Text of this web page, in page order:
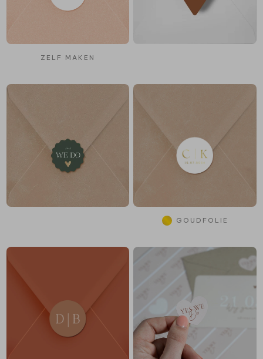
ZELF MAKEN
GOUDFOLIE